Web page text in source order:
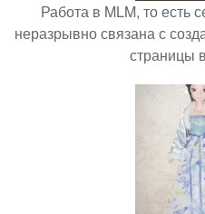
Работа в MLM, то есть
неразрывно связана с
страницы